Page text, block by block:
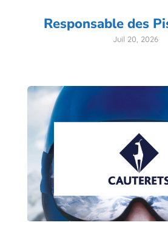
Responsable des
Juil 20, 2026